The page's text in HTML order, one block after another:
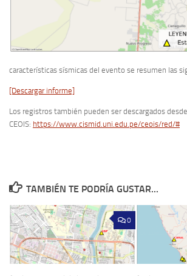
características sísmicas del evento se resumen las
[Descargar informe]
Los registros también pueden ser descargados
CEOIS: https://www.cismid.uni.edu.pe/ceois/red/#
TAMBIÉN TE PODRÍA GUSTAR...
0